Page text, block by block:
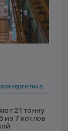
21 тонну
из 7 котлов